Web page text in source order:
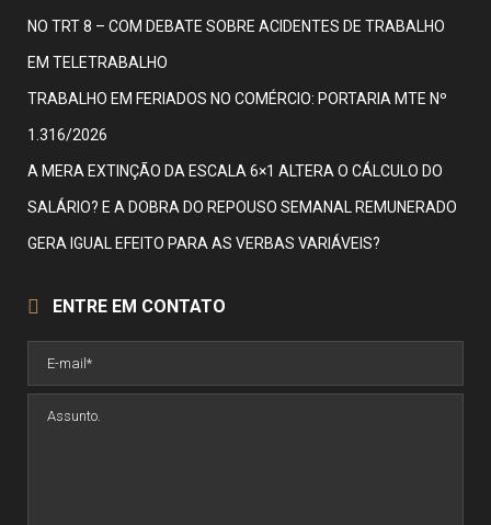
NO TRT 8 – COM DEBATE SOBRE ACIDENTES DE TRABALHO
EM TELETRABALHO
TRABALHO EM FERIADOS NO COMÉRCIO: PORTARIA MTE Nº
1.316/2026
A MERA EXTINÇÃO DA ESCALA 6×1 ALTERA O CÁLCULO DO
SALÁRIO? E A DOBRA DO REPOUSO SEMANAL REMUNERADO
GERA IGUAL EFEITO PARA AS VERBAS VARIÁVEIS?
ENTRE EM CONTATO